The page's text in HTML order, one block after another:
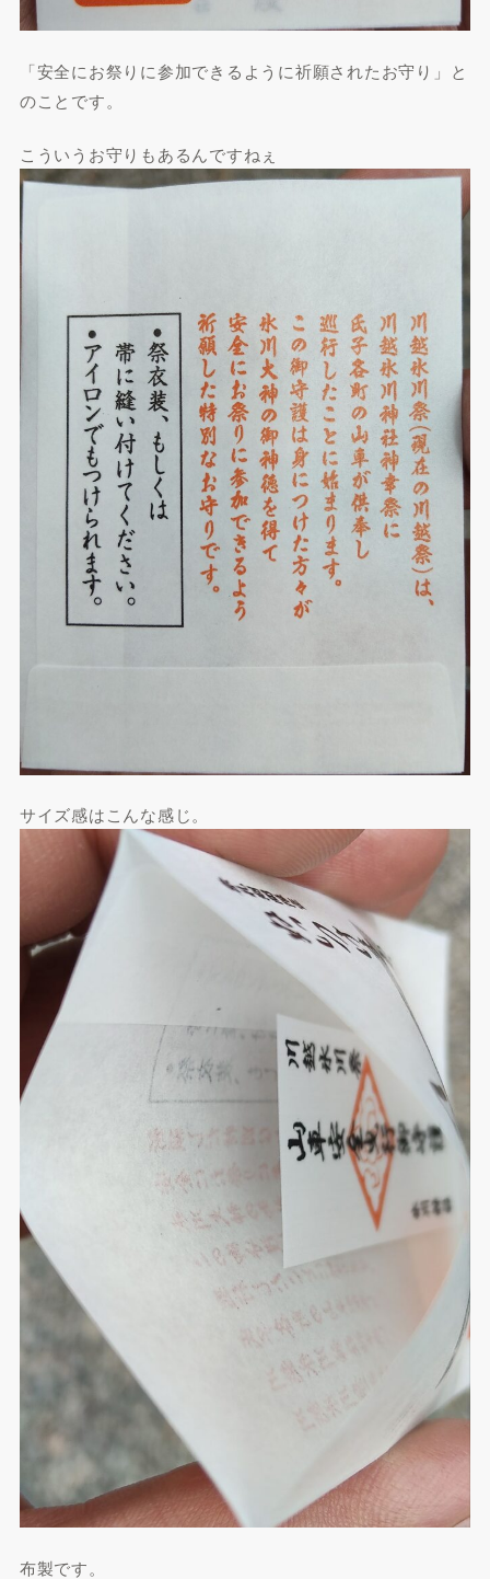
「安全にお祭りに参加できるように祈願されたお守り」と
のことです。
こういうお守りもあるんですねぇ
サイズ感はこんな感じ。
布製です。